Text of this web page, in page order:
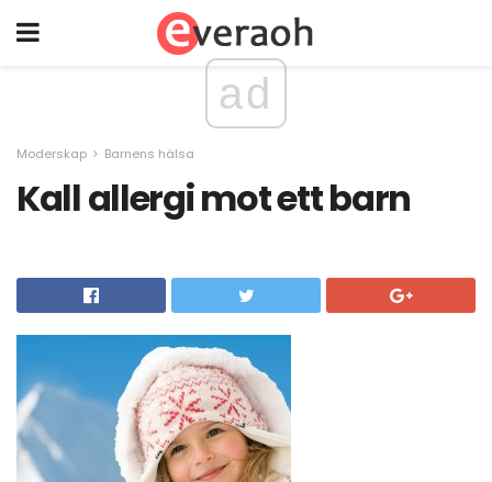
ad
Moderskap Barnens hälsa
Kall allergi mot ett barn